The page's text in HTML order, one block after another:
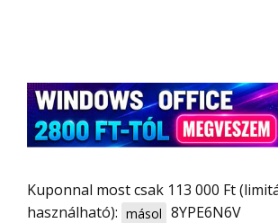
Kuponnal most csak 113 000 Ft (limitált ideig
használható): másol 8YPE6N6V